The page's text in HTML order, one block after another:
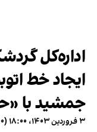
اداره‌کل
ایجاد خط
جمشید با
۳ فروردین ۱۴۰۳، ۱۸:۰۰ (‎+۰ گرینویچ)